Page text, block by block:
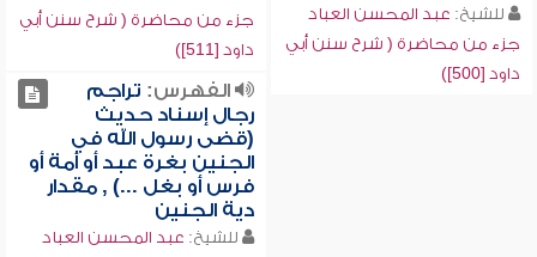
للشيخ: عبد المحسن العباد
جزء من محاضرة ( شرح سنن أبي
داود [500])
جزء من محاضرة ( شرح سنن أبي
داود [511])
الفهرس: تراجم
رجال إسناد حديث
(قضى رسول الله في
الجنين بغرة عبد أو أمة أو
فرس أو بغل ...) , مقدار
دية الجنين
للشيخ: عبد المحسن العباد